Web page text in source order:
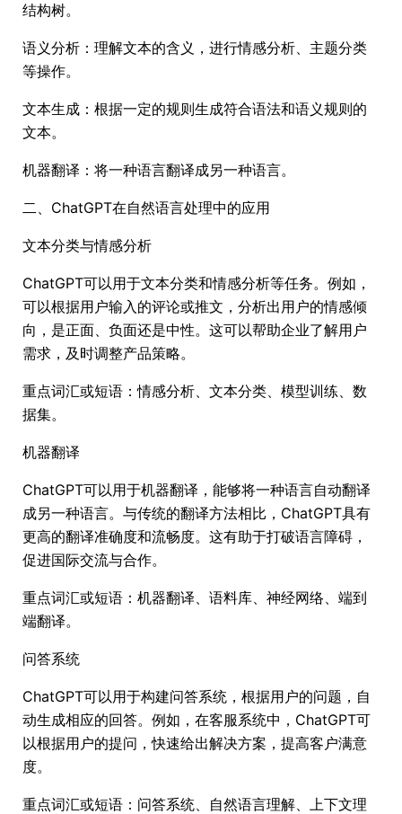
结构树。
语义分析：理解文本的含义，进行情感分析、主题分类
等操作。
文本生成：根据一定的规则生成符合语法和语义规则的
文本。
机器翻译：将一种语言翻译成另一种语言。
二、ChatGPT在自然语言处理中的应用
文本分类与情感分析
ChatGPT可以用于文本分类和情感分析等任务。例如，
可以根据用户输入的评论或推文，分析出用户的情感倾
向，是正面、负面还是中性。这可以帮助企业了解用户
需求，及时调整产品策略。
重点词汇或短语：情感分析、文本分类、模型训练、数
据集。
机器翻译
ChatGPT可以用于机器翻译，能够将一种语言自动翻译
成另一种语言。与传统的翻译方法相比，ChatGPT具有
更高的翻译准确度和流畅度。这有助于打破语言障碍，
促进国际交流与合作。
重点词汇或短语：机器翻译、语料库、神经网络、端到
端翻译。
问答系统
ChatGPT可以用于构建问答系统，根据用户的问题，自
动生成相应的回答。例如，在客服系统中，ChatGPT可
以根据用户的提问，快速给出解决方案，提高客户满意
度。
重点词汇或短语：问答系统、自然语言理解、上下文理